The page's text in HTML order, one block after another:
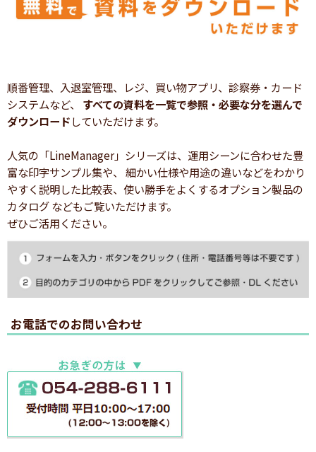
順番管理、入退室管理、レジ、買い物アプリ、診察券・カード
システムなど、 すべての資料を一覧で参照・必要な分を選んで
ダウンロードしていただけます。
人気の「LineManager」シリーズは、運用シーンに合わせた豊
富な印字サンプル集や、 細かい仕様や用途の違いなどをわかり
やすく説明した比較表、使い勝手をよくするオプション製品の
カタログ などもご覧いただけます。
ぜひご活用ください。
お電話でのお問い合わせ